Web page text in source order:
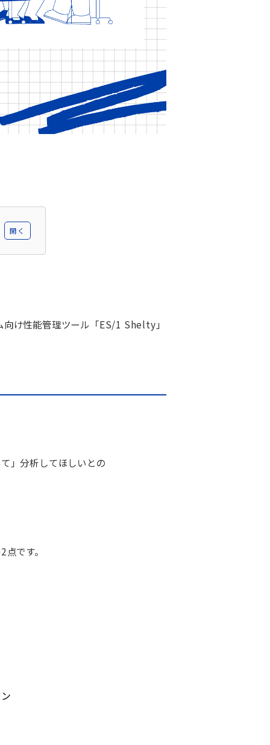
開く
け性能管理ツール 「ES/1 Shelty 」
」分析してほしいとの
です。